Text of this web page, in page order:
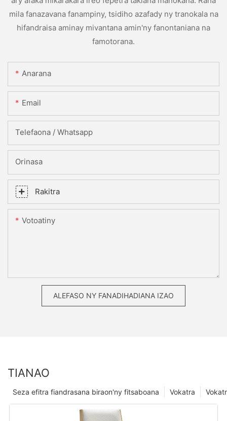
mila fanazavana fanampiny, tsidiho azafady ny tranokala na
hifandraisa aminay mivantana amin'ny fanontaniana na
famotorana.
Anarana
Email
Telefaona / Whatsapp
Orinasa
Rakitra
Votoatiny
ALEFASO NY FANADIHADIANA IZAO
TIANAO
Vokatra
Seza efitra fiandrasana biraon'ny fitsaboana